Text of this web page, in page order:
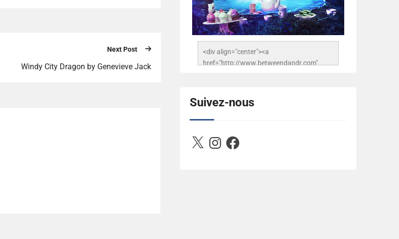
Next Post
Windy City Dragon by Genevieve Jack
<div align="center"><a
href="http://www.betweendandr.com"
503716673157532-
2788222864243652657-n.jpg"
alt="Between D&R" style="border:none;" />
Suivez-nous
X InstagramFacebook